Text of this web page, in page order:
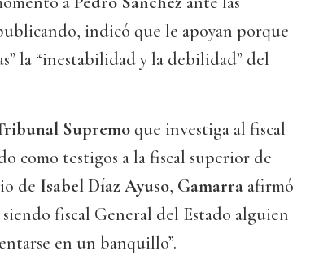
indicó que le apoyan porque
la “inestabilidad y la debilidad” del
Supremoque investiga al fiscal
como testigos a la fiscal superior de
de Isabel Díaz Ayuso, Gamarra afirmó
fiscal General del Estado alguien
en un banquillo”.